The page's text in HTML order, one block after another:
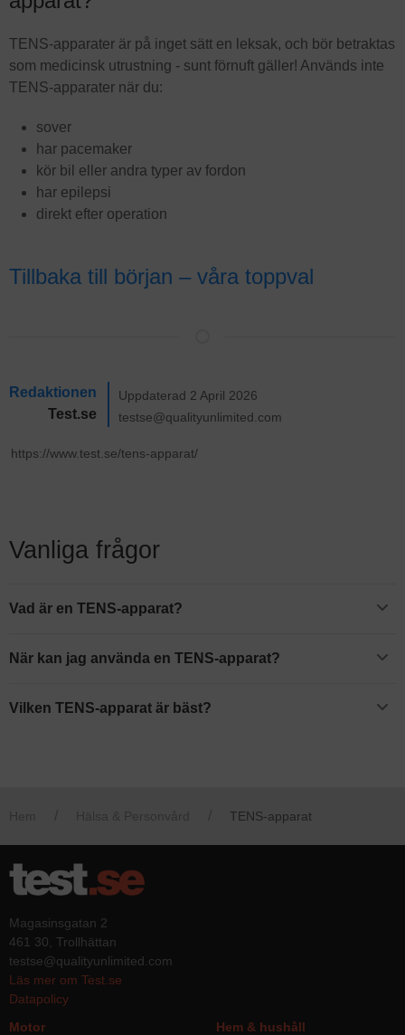
TENS-apparater är på inget sätt en leksak, och bör betraktas
som medicinsk utrustning - sunt förnuft gäller! Används inte
TENS-apparater när du:
sover
har pacemaker
kör bil eller andra typer av fordon
har epilepsi
direkt efter operation
Tillbaka till början – våra toppval
Redaktionen
Test.se
Uppdaterad 2 April 2026
testse@qualityunlimited.com
Vanliga frågor
Vad är en TENS-apparat?
svaga och ofarliga elektriska impulser som verkar smärtlindrande
När kan jag använda en TENS-apparat?
smärtlindringsmetod som kan vara effektiv vid till exempel
Vilken TENS-apparat är bäst?
TENS-apparat
Magasinsgatan 2
461 30, Trollhättan
testse@qualityunlimited.com
Läs mer om Test.se
Datapolicy
Motor
Hem & hushåll